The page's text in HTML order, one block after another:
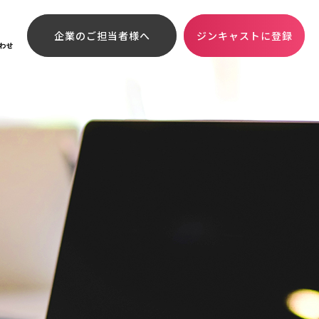
企業のご担当者様へ ジンキャストに登録